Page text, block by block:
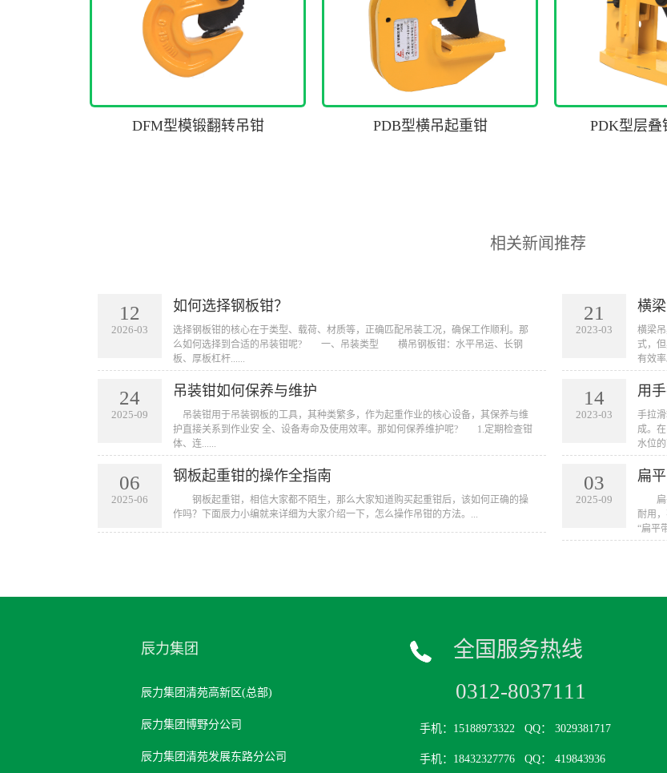
DFM型模锻翻转吊钳 PDB型横吊起重钳 PDK型层叠
相关新闻推荐
12
2026-03
如何选择钢板钳？
​选择钢板钳的核心在于类型、载荷、材质等，正确匹配吊装工况，确保工作顺利。那
么如何选择到合适的吊装钳呢? 一、吊装类型 横吊钢板钳：水平吊运、长钢
板、厚板杠杆......
24
2025-09
吊装钳如何保养与维护
​ 吊装钳用于吊装钢板的工具，其种类繁多，作为起重作业的核心设备，其保养与维
护直接关系到作业安 全、设备寿命及使用效率。那如何保养维护呢? 1.定期检查钳
体、连......
06
2025-06
钢板起重钳的操作全指南
​ 钢板起重钳，相信大家都不陌生，那么大家知道购买起重钳后，该如何正确的操
作吗？下面辰力小编就来详细为大家介绍一下，怎么操作吊钳的方法。...
21
2023-03
横
横梁
式，
有效
14
2023-03
用
手拉
成。
水位
03
2025-09
扁
扁平
耐用
“扁平
辰力集团
辰力集团清苑高新区(总部)
辰力集团博野分公司
辰力集团清苑发展东路分公司
全国服务热线
0312-8037111
手机：15188973322 QQ： 3029381717
手机：18432327776QQ： 419843936